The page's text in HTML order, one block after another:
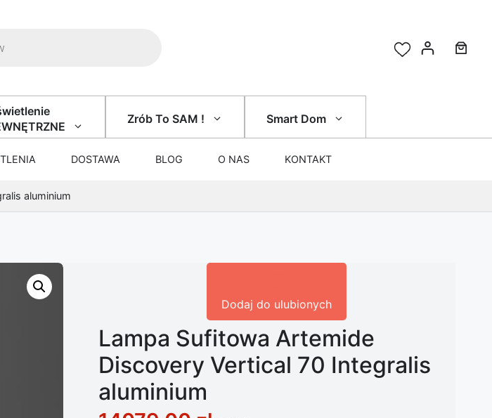
Zrób To SAM ! Smart Dom
DOSTAWA BLOG O NAS KONTAKT
aluminium
Dodaj do ulubionych
Lampa Sufitowa Artemide
Discovery Vertical 70 Integralis
aluminium